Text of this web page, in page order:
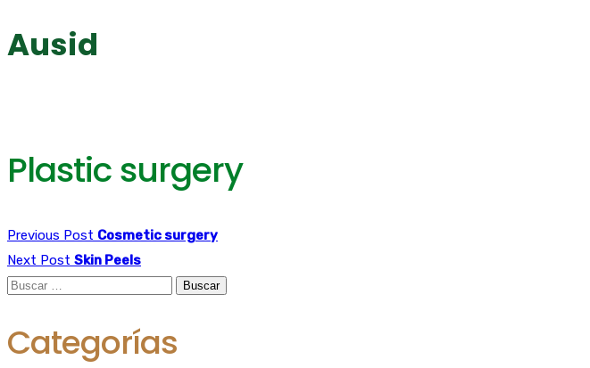
Ausid
Plastic surgery
Previous Post Cosmetic surgery
Next Post Skin Peels
Buscar:
Categorías